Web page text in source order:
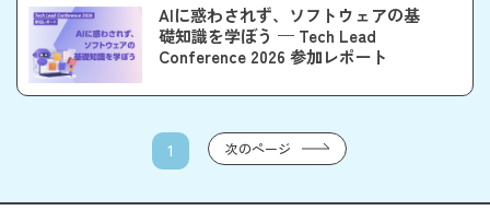
AIに惑わされず、ソフトウェアの基
礎知識を学ぼう — Tech Lead
Conference 2026 参加レポート
1 次のページ